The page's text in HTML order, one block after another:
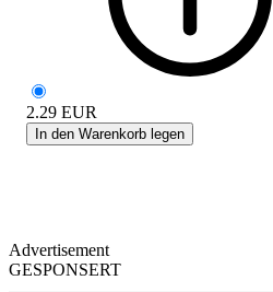
2.29 EUR
In den Warenkorb legen
Advertisement
GESPONSERT